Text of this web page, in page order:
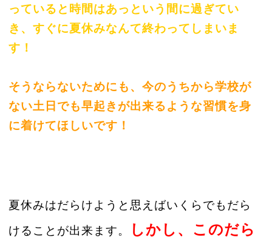
っていると時間はあっという間に過ぎてい
き、すぐに夏休みなんて終わってしまいま
す！
そうならないためにも、今のうちから学校が
ない土日でも早起きが出来るような習慣を身
に着けてほしいです！
夏休みはだらけようと思えばいくらでもだら
けることが出来ます。
しかし、このだら